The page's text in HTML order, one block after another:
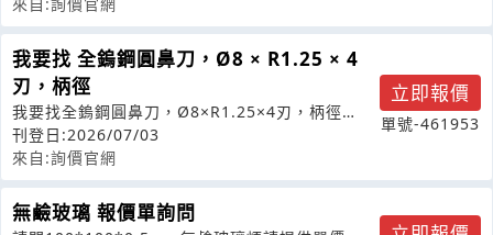
我要找 全鎢鋼圓鼻刀，Ø8 × R1.25 × 4
刃，柄徑
我要找全鎢鋼圓鼻刀，Ø8×R1.25×4刃，柄徑
8mm，有現貨嗎？
刊登日:2026/07/03
來自:詢價官網
立即報價
單號-461953
無鹼玻璃 報價單詢問